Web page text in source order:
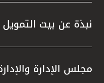
نبذة عن بيت
مجلس الإدارة